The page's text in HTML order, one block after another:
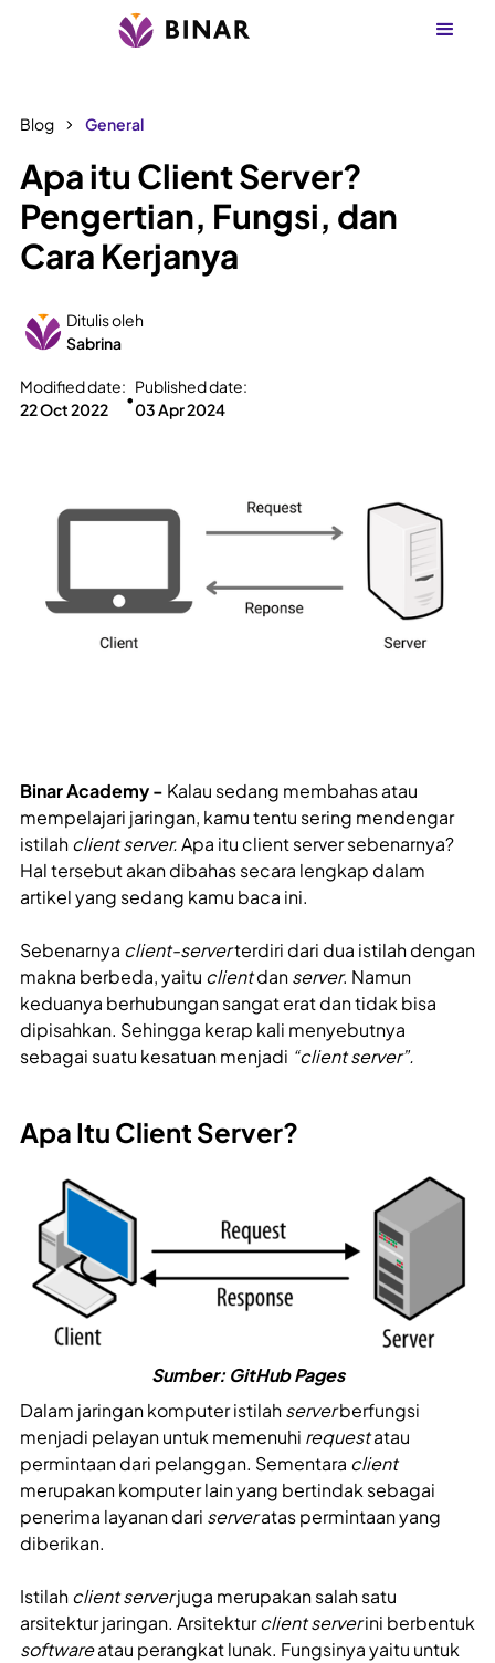
Blog General
Apa itu Client Server?
Pengertian, Fungsi, dan
Cara Kerjanya
Ditulis oleh
Sabrina
Modified date:
22 Oct 2022
•
Published date:
03 Apr 2024
Binar Academy - Kalau sedang membahas atau
mempelajari jaringan, kamu tentu sering mendengar
istilahclient server.Apa itu client server sebenarnya?
Hal tersebut akan dibahas secara lengkap dalam
artikel yang sedang kamu baca ini.
Sebenarnya client-serverterdiri dari dua istilah dengan
makna berbeda, yaitu clientdanserver. Namun
keduanya berhubungan sangat erat dan tidak bisa
dipisahkan. Sehingga kerap kali menyebutnya
sebagai suatu kesatuan menjadi “client server”.
Apa Itu Client Server?
Sumber: GitHub Pages
Dalam jaringan komputer istilahserverberfungsi
menjadi pelayan untuk memenuhi requestatau
permintaan dari pelanggan. Sementara client
merupakan komputer lain yang bertindak sebagai
penerima layanan dari serveratas permintaan yang
diberikan.
Istilahclient serverjuga merupakan salah satu
arsitektur jaringan. Arsitekturclient serverini berbentuk
softwareatau perangkat lunak. Fungsinya yaitu untuk